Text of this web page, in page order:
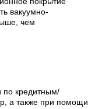
вакуумно-
чем
по кредитным/
а также при помощи